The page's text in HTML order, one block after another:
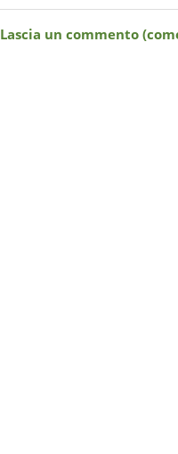
Lascia un commento